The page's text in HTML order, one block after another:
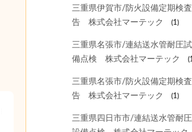
三重県伊賀市/防火設備定期検
告 株式会社マーテック
(1)
三重県名張市/連結送水管耐圧
備点検 株式会社マーテック
三重県名張市/防火設備定期検
告 株式会社マーテック
(1)
三重県四日市市/連結送水管耐